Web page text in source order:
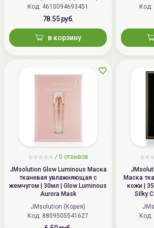
Применять сразу после вскрытия
Seocho-gu, Seoul
Korea. Business
Number: [341-86-
1668-5071.
Беларусь:
УНП 192179286,
220020 Минск,
136.
Код: 4610094693451
78.55 руб.
в корзину
/ 0 отзывов
JMsolution Glow Luminous Маска
тканевая увлажняющая с
жемчугом | 30мл | Glow Luminous
Aurora Mask
JMsolution (Корея)
Код: 8809505541627
Маска
кожи |
Silky